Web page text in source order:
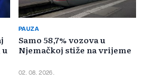
PAUZA
Samo 58,7% vozova u
Njemačkoj stiže na vrijeme
02. 08. 2026.